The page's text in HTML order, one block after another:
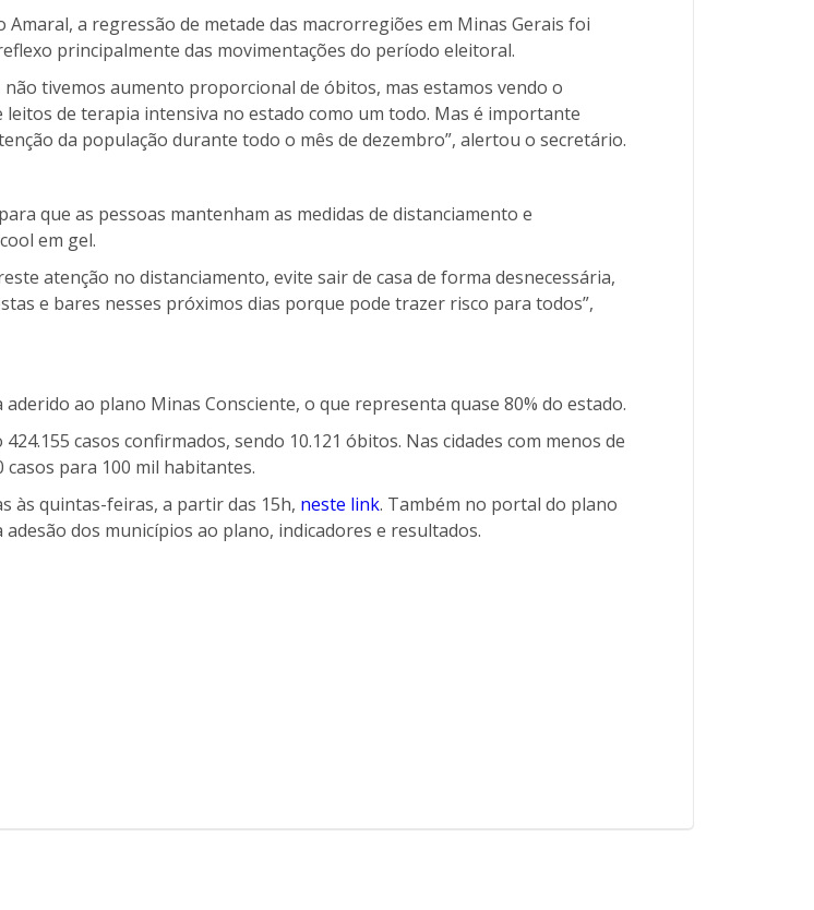
Amaral, a regressão de metade das macrorregiões em Minas Gerais foi
principalmente das movimentações do período eleitoral.
tivemos aumento proporcional de óbitos, mas estamos vendo o
de terapia intensiva no estado como um todo. Mas é importante
da população durante todo o mês de dezembro”, alertou o secretário.
que as pessoas mantenham as medidas de distanciamento e
em gel.
atenção no distanciamento, evite sair de casa de forma desnecessária,
e bares nesses próximos dias porque pode trazer risco para todos”,
ao plano Minas Consciente, o que representa quase 80% do estado.
casos confirmados, sendo 10.121 óbitos. Nas cidades com menos de
para 100 mil habitantes.
às quintas-feiras, a partir das 15h, neste link. Também no portal do plano
dos municípios ao plano, indicadores e resultados.